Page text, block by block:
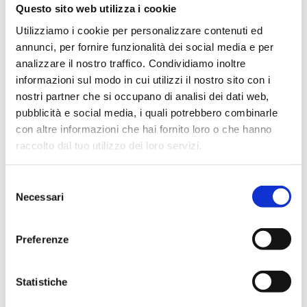
Questo sito web utilizza i cookie
Utilizziamo i cookie per personalizzare contenuti ed
annunci, per fornire funzionalità dei social media e per
analizzare il nostro traffico. Condividiamo inoltre
informazioni sul modo in cui utilizzi il nostro sito con i
nostri partner che si occupano di analisi dei dati web,
pubblicità e social media, i quali potrebbero combinarle
con altre informazioni che hai fornito loro o che hanno
raccolto dal tuo utilizzo dei loro servizi.
delNecessari
Preferenze
Statistiche
MATERIALI: PMP (TPX®)
Settori
Alimentare Ambientale